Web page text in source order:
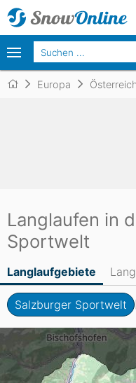
Europa
Langlaufen in
Sportwelt
Langlaufgebiete
Salzburger Sportwelt